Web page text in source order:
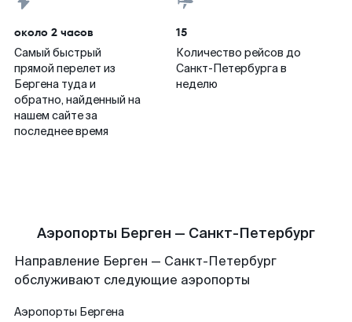
около 2 часов
Самый быстрый
прямой перелет из
Бергена туда и
обратно, найденный на
нашем сайте за
последнее время
15
Количество рейсов до
Санкт-Петербурга в
неделю
Аэропорты Берген — Санкт-Петербург
Направление Берген — Санкт-Петербург
обслуживают следующие аэропорты
Аэропорты Бергена